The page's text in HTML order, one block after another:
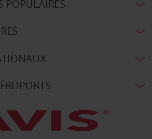
POPULAIRES